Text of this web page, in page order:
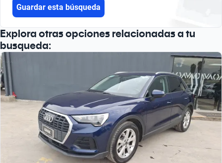
Guardar esta búsqueda
Explora otras opciones relacionadas a tu
busqueda: